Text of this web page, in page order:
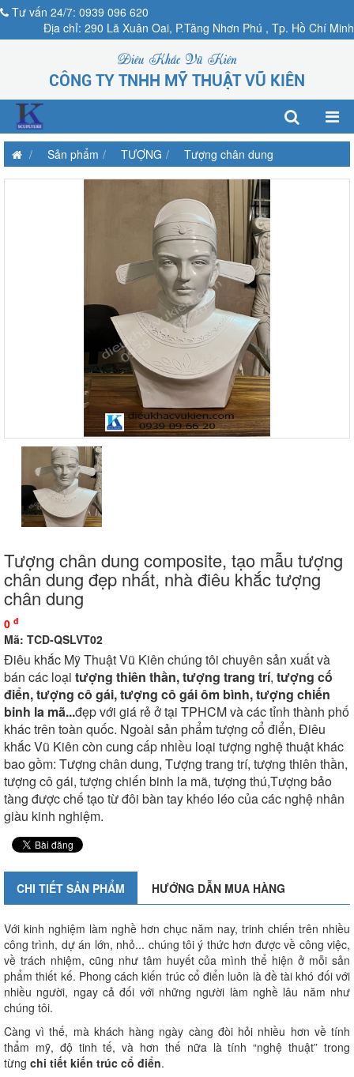
Tư vấn 24/7: 0939 096 620
Địa chỉ: 290 Lã Xuân Oai, P.Tăng Nhơn Phú , Tp. Hồ Chí Minh
Điêu Khắc Vũ Kiên
CÔNG TY TNHH MỸ THUẬT VŨ KIÊN
Sản phẩm TƯỢNG Tượng chân dung
Tượng chân dung composite, tạo mẫu tượng
chân dung đẹp nhất, nhà điêu khắc tượng
chân dung
0 đ
Mã: TCD-QSLVT02
Điêu khắc Mỹ Thuật Vũ Kiên chúng tôi chuyên sản xuất và
bán các loại tượng thiên thần,tượng trang trí, tượng cố
điển, tượng cô gái, tượng cô gái ôm bình, tượng chiến
binh la mã...đẹp với giá rẻ ở tại TPHCM và các tỉnh thành phố
khác trên toàn quốc. Ngoài sản phẩm tượng cổ điển, Điêu
khắc Vũ Kiên còn cung cấp nhiều loại tượng nghệ thuật khác
bao gồm: Tượng chân dung, Tượng trang trí, tượng thiên thần,
tượng cô gái, tượng chiến binh la mã, tượng thú,Tượng bảo
tàng được chế tạo từ đôi bàn tay khéo léo của các nghệ nhân
giàu kinh nghiệm.
CHI TIẾT SẢN PHẨM HƯỚNG DẪN MUA HÀNG
Với kinh nghiệm làm nghề hơn chục năm nay, trinh chiến trên nhiều
công trình, dự án lớn, nhỏ... chúng tôi ý thức hơn được về công việc,
về trách nhiệm, cũng như tâm huyết của mình thể hiện ở mỗi sản
phẩm thiết kế. Phong cách kiến trúc cổ điển luôn là đề tài khó đối với
nhiều người, ngay cả đối với những người làm nghề lâu năm như
chúng tôi.
Càng vì thế, mà khách hàng ngày càng đòi hỏi nhiều hơn về tính
thẩm mỹ, độ tinh tế, và hơn thế nữa là tính “nghệ thuật” trong
từng chi tiết kiến trúc cổ điển.